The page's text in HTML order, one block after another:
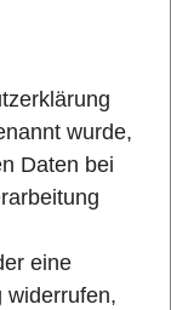
wurde,
Daten bei
eine
widerrufen,